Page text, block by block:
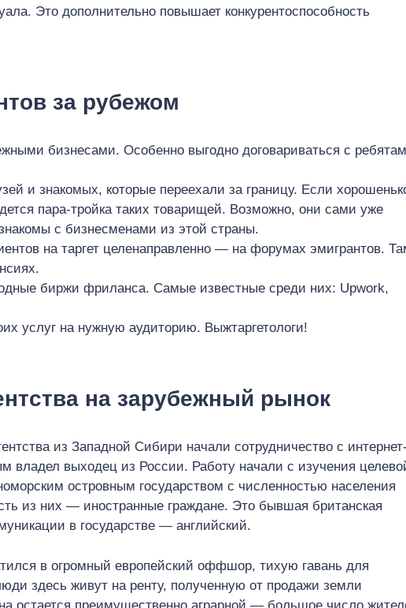
Это дополнительно повышает конкурентоспособность
за рубежом
бизнесами. Особенно выгодно договариваться с
и знакомых, которые переехали за границу. Если
пара-тройка таких товарищей. Возможно, они сами уже
с бизнесменами из этой страны.
на таргет целенаправленно — на форумах эмигрантов.
биржи фриланса. Самые известные среди них: Upwork,
услуг на нужную аудиторию. Выжтаргетологи!
на зарубежный рынок
из Западной Сибири начали сотрудничество с
владел выходец из России. Работу начали с изучения
островным государством с численностью населения
из них — иностранные граждане. Это бывшая британская
в государстве — английский.
в огромный европейский оффшор, тихую гавань для
здесь живут на ренту, полученную от продажи земли